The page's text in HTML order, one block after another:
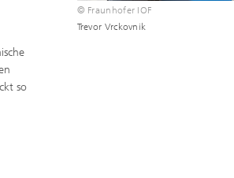
so
© Fraunhofer IOF
Trevor Vrckovnik